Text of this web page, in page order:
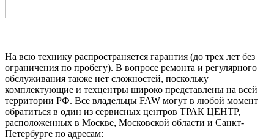
На всю технику распространяется гарантия (до трех лет без
ограничения по пробегу). В вопросе ремонта и регулярного
обслуживания также нет сложностей, поскольку
комплектующие и техцентры широко представлены на всей
территории РФ. Все владельцы FAW могут в любой момент
обратиться в один из сервисных центров ТРАК ЦЕНТР,
расположенных в Москве, Московской области и Санкт-
Петербурге по адресам: